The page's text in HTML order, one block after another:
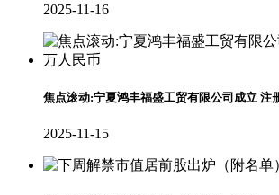
2025-11-16
焦点滚动:宁夏鸿丰福盛工贸有限公司成立 注
2025-11-15